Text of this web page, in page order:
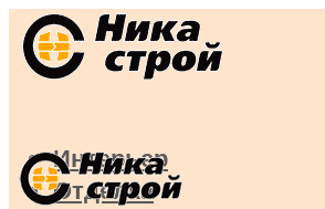
Интерьер
Отделка